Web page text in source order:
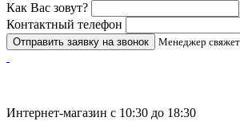
Как Вас зовут?
Контактный телефон
Менеджер
Интернет-магазин с 10:30 до 18:30